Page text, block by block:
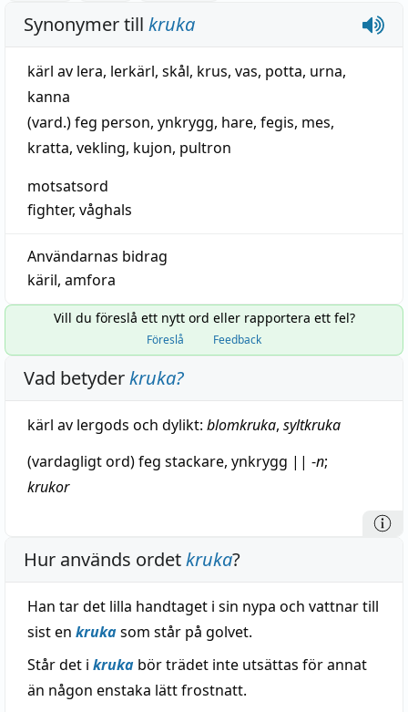
Synonymer till kruka
kärl av lera, lerkärl, skål, krus, vas, potta, urna,
kanna
(vard.)feg person, ynkrygg, hare, fegis, mes,
kratta, vekling, kujon, pultron
motsatsord
fighter, våghals
Användarnas bidrag
käril, amfora
Vill du föreslå ett nytt ord eller rapportera ett fel?
Föreslå Feedback
Vad betyderkruka?
kärl av lergods och dylikt: blomkruka, syltkruka
(vardagligt ord)feg stackare, ynkrygg || -n;
krukor
Hur används ordetkruka?
Han tar det lilla handtaget i sin nypa och vattnar till
sist en krukasom står på golvet.
Står det i kruka bör trädet inte utsättas för annat
än någon enstaka lätt frostnatt.